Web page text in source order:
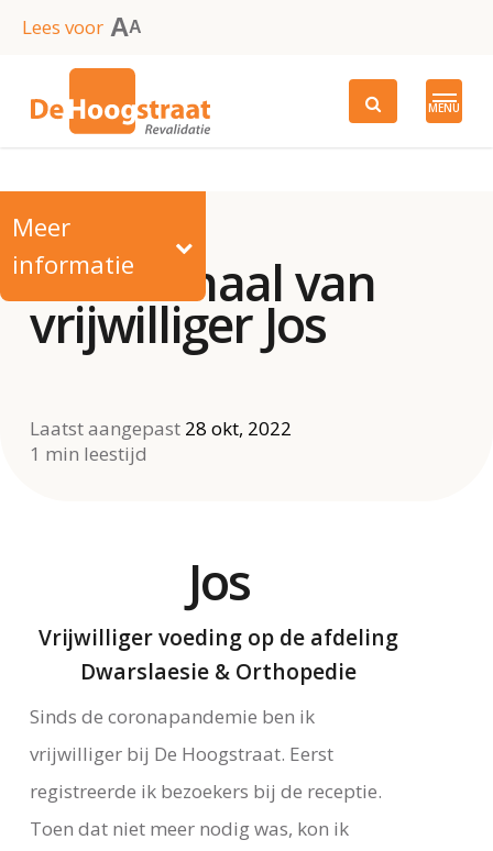
SkipLees voor AA
MENU
Meer
informatie
Het verhaal van
vrijwilliger Jos
Laatst aangepast 28 okt, 2022
1 min leestijd
Jos
Vrijwilliger voeding op de afdeling
Dwarslaesie & Orthopedie
Sinds de coronapandemie ben ik
vrijwilliger bij De Hoogstraat. Eerst
registreerde ik bezoekers bij de receptie.
Toen dat niet meer nodig was, kon ik